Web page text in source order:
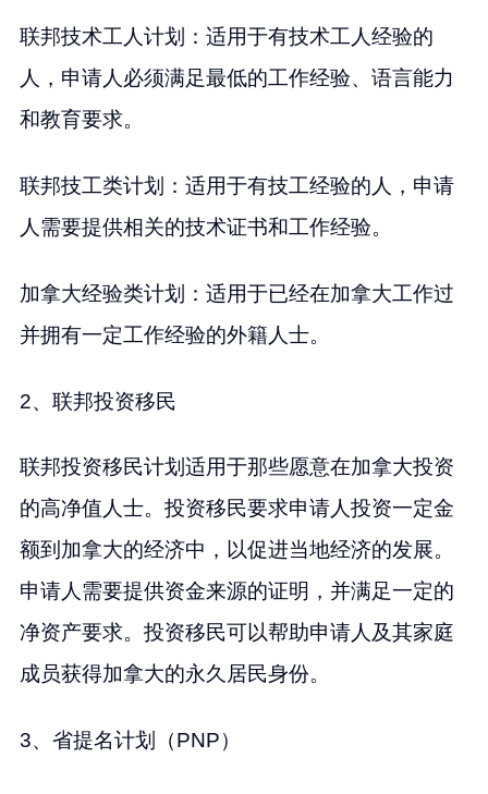
联邦技术工人计划：适用于有技术工人经验的
人，申请人必须满足最低的工作经验、语言能力
和教育要求。
联邦技工类计划：适用于有技工经验的人，申请
人需要提供相关的技术证书和工作经验。
加拿大经验类计划：适用于已经在加拿大工作过
并拥有一定工作经验的外籍人士。
2、联邦投资移民
联邦投资移民计划适用于那些愿意在加拿大投资
的高净值人士。投资移民要求申请人投资一定金
额到加拿大的经济中，以促进当地经济的发展。
申请人需要提供资金来源的证明，并满足一定的
净资产要求。投资移民可以帮助申请人及其家庭
成员获得加拿大的永久居民身份。
3、省提名计划（PNP）